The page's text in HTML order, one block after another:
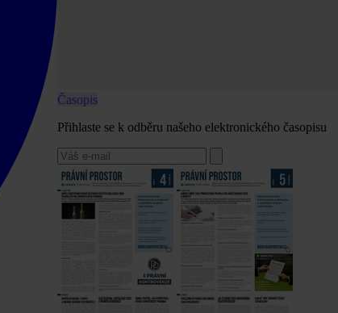
Časopis
Přihlaste se k odběru našeho elektronického časopisu